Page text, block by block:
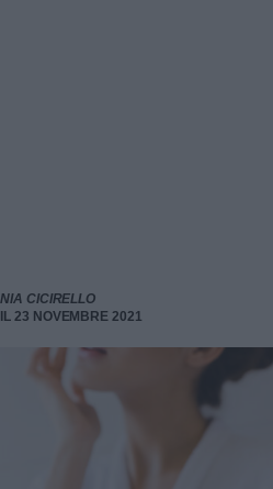
CICIRELLO
23 NOVEMBRE 2021